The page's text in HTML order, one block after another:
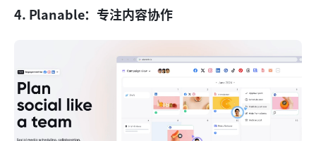
4. Planable：专注内容协作